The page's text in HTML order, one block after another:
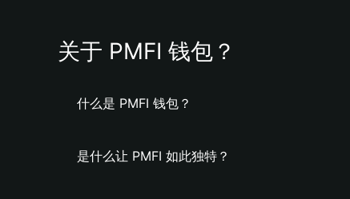
关于 PMFI 钱包？
什么是 PMFI 钱包？
是什么让 PMFI 如此独特？